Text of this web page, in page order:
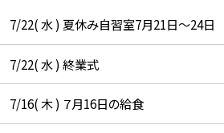
7/22( 水 ) 夏休み自習室7月21日〜24日
7/22( 水 ) 終業式
7/16( 木 ) ７月16日の給食